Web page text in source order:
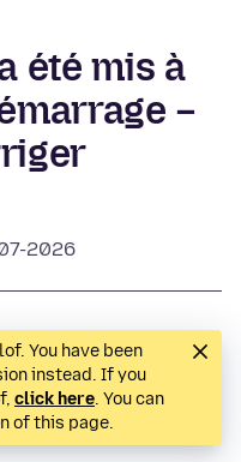
été mis à
–
2026
You have been
instead. If you
click here. You can
of this page.